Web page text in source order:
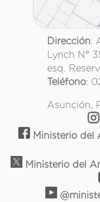
Dirección:
Lynch N°
esq.
Teléfono:
Asunción,
Ministerio del
Ministerio del